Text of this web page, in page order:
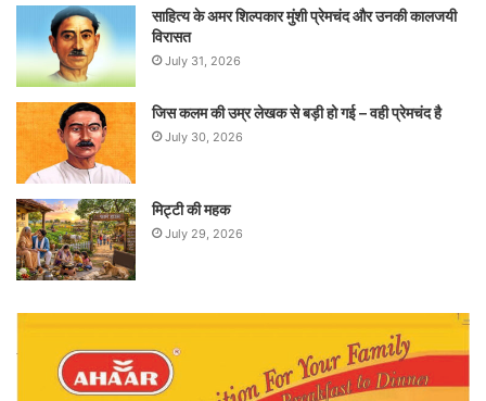
साहित्य के अमर शिल्पकार मुंशी प्रेमचंद और उनकी कालजयी
विरासत
July 31, 2026
जिस कलम की उम्र लेखक से बड़ी हो गई – वही प्रेमचंद है
July 30, 2026
मिट्टी की महक
July 29, 2026